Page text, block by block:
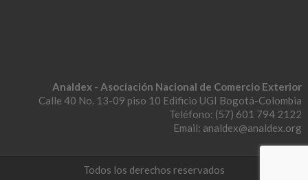
Analdex - Asociación Nacional de Comercio Exterior
Calle 40 No. 13-09 piso 10 Edificio UGI Bogotá-Colombia
Teléfono: (57) 601 794 2122
Email: analdex@analdex.org
Todos los derechos reservados